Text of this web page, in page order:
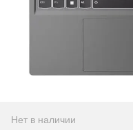
Нет в наличии